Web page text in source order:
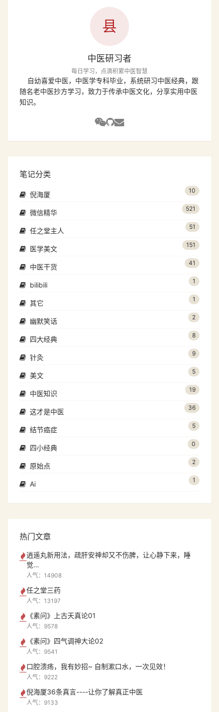
县
中医研习者
每日学习，点滴积累中医智慧
自幼喜爱中医，中医学专科毕业，系统研习中医经典，跟
随名老中医抄方学习，致力于传承中医文化，分享实用中医
知识。
笔记分类
倪海厦 10
微信精华 521
任之堂主人 51
医学美文 151
中医干货 41
bilibili 1
其它 1
幽默笑话 2
四大经典 8
针灸 9
美文 5
中医知识 19
这才是中医 36
结节癌症 5
四小经典 0
原始点 2
Ai 1
热门文章
逍遥丸新用法，疏肝安神却又不伤脾，让心静下来，睡
觉...
人气：14908
任之堂三药
人气：13197
《素问》上古天真论01
人气：9578
《素问》四气调神大论02
人气：9541
口腔溃疡，我有妙招~ 自制漱口水，一次见效！
人气：9222
倪海厦36条真言----让你了解真正中医
人气：9133